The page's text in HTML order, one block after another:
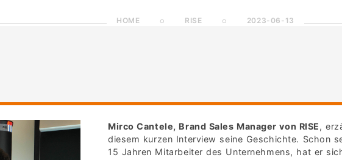
HOME RISE 2023-06-13
Mirco Cantele, Brand Sales Manager von RISE,
diesem kurzen Interview seine Geschichte. Schon
15 Jahren Mitarbeiter des Unternehmens, hat er